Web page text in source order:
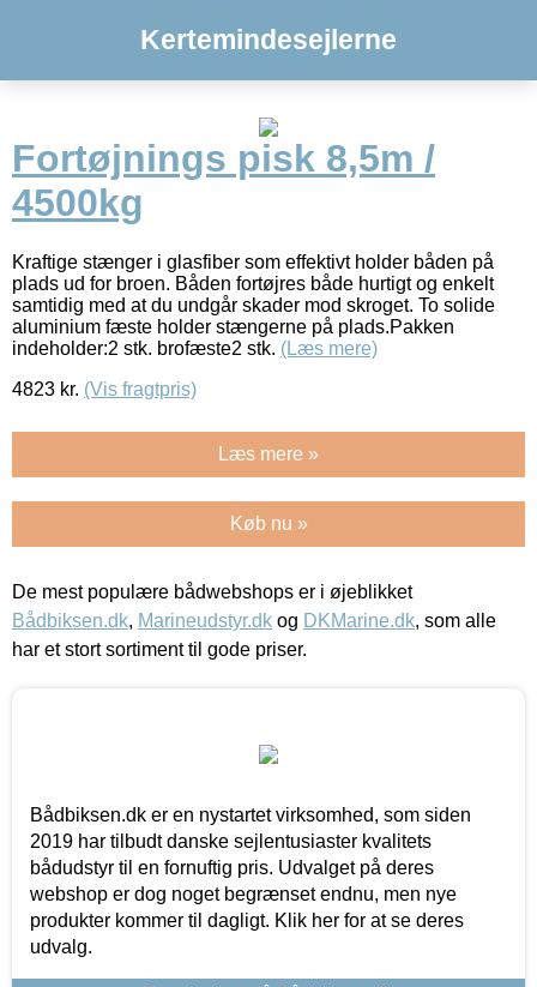
Kertemindesejlerne
Fortøjnings pisk 8,5m /
4500kg
Kraftige stænger i glasfiber som effektivt holder båden på
plads ud for broen. Båden fortøjres både hurtigt og enkelt
samtidig med at du undgår skader mod skroget. To solide
aluminium fæste holder stængerne på plads.Pakken
indeholder:2 stk. brofæste2 stk. (Læs mere)
4823 kr. (Vis fragtpris)
Læs mere »
Køb nu »
De mest populære bådwebshops er i øjeblikket
Bådbiksen.dk, Marineudstyr.dk og DKMarine.dk, som alle
har et stort sortiment til gode priser.
Bådbiksen.dk er en nystartet virksomhed, som siden
2019 har tilbudt danske sejlentusiaster kvalitets
bådudstyr til en fornuftig pris. Udvalget på deres
webshop er dog noget begrænset endnu, men nye
produkter kommer til dagligt. Klik her for at se deres
udvalg.